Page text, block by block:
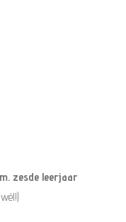
zesde leerjaar